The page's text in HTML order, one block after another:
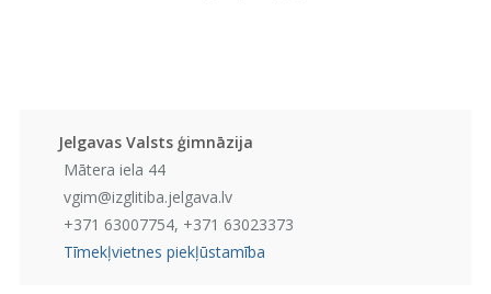
Jelgavas Valsts ģimnāzija
Mātera iela 44
vgim@izglitiba.jelgava.lv
+371 63007754, +371 63023373
Tīmekļvietnes piekļūstamība